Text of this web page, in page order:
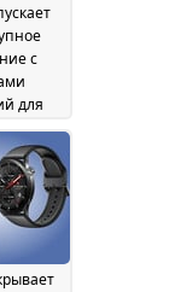
с
для
27 May